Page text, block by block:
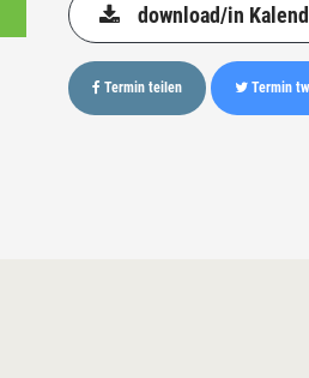
download/in
Termin teilen Termin